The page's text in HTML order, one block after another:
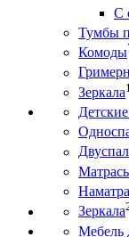
С
Тумбы
Комоды
Зеркала
Зеркала
Мебель